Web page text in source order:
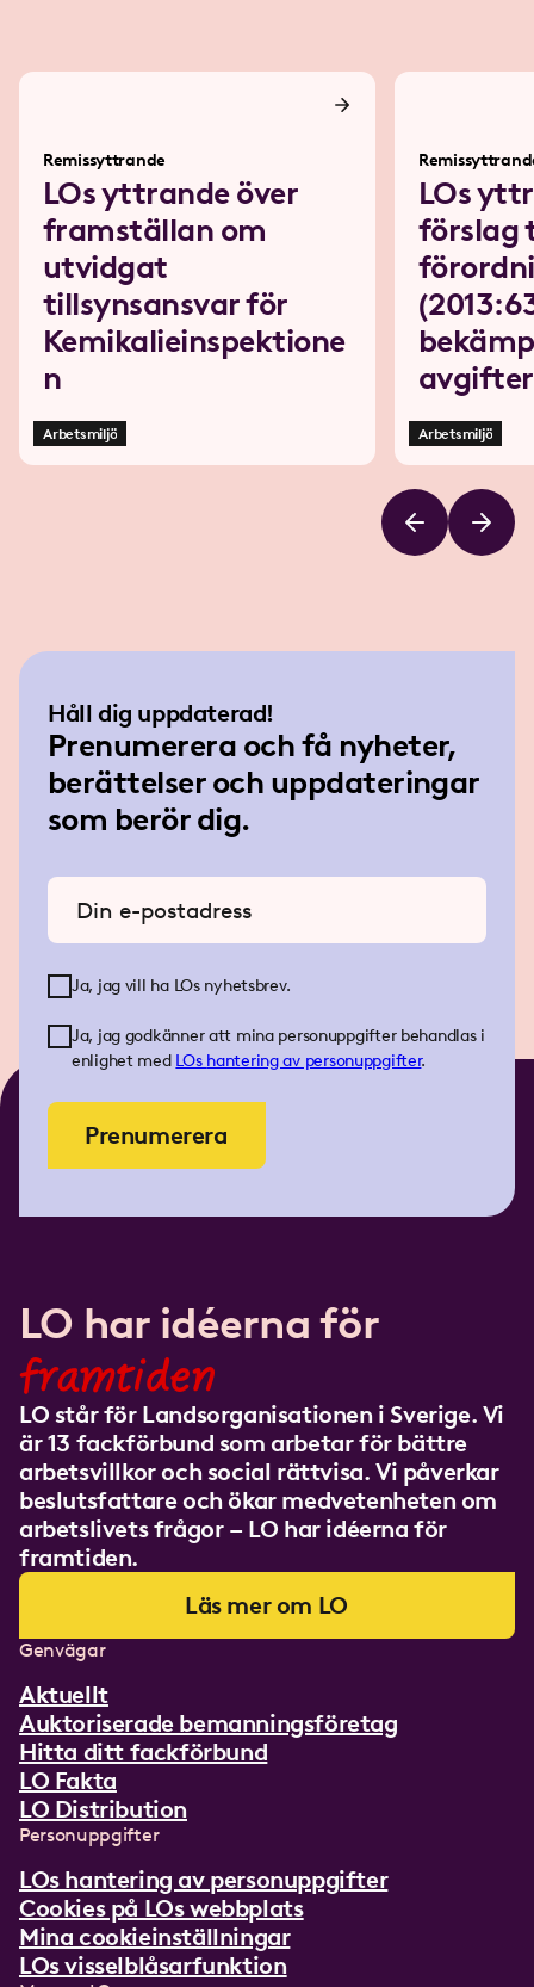
Remissyttrande
LOs yttrande över
framställan om
utvidgat
tillsynsansvar för
Kemikalieinspektione
n
Arbetsmiljö
LOs
förslag
avgifter
Arbetsmiljö
Håll dig uppdaterad!
Prenumerera och få nyheter,
berättelser och uppdateringar
som berör dig.
Ange din e-postadress
Ja, jag vill ha LOs nyhetsbrev.
Ja, jag godkänner att mina personuppgifter behandlas i
enlighet med LOs hantering av personuppgifter.
Prenumerera
LO har idéerna för
framtiden
LO står för Landsorganisationen i Sverige. Vi
är 13 fackförbund som arbetar för bättre
arbetsvillkor och social rättvisa. Vi påverkar
beslutsfattare och ökar medvetenheten om
arbetslivets frågor – LO har idéerna för
framtiden.
Läs mer om LO
Genvägar
Aktuellt
Auktoriserade bemanningsföretag
Hitta ditt fackförbund
LO Fakta
LO Distribution
Personuppgifter
LOs hantering av personuppgifter
Cookies på LOs webbplats
Mina cookieinställningar
LOs visselblåsarfunktion